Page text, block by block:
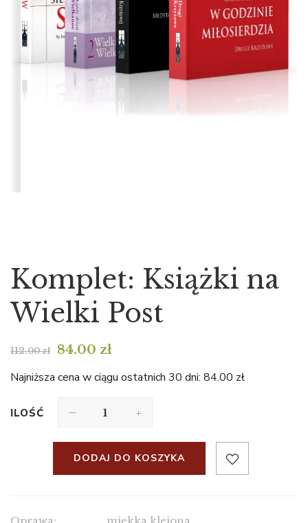
112.00zł 84.00 zł
Najniższa cena w ciągu ostatnich 30 dni: 84.00 zł
Komplet: Książki na
Wielki Post
ILOŚĆ
DODAJ DO KOSZYKA